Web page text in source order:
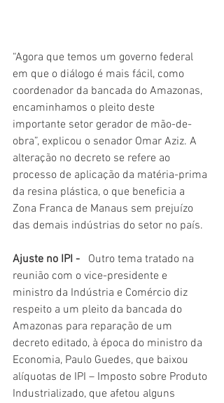
“Agora que temos um governo federal
em que o diálogo é mais fácil, como
coordenador da bancada do Amazonas,
encaminhamos o pleito deste
importante setor gerador de mão-de-
obra”, explicou o senador Omar Aziz. A
alteração no decreto se refere ao
processo de aplicação da matéria-prima
da resina plástica, o que beneficia a
Zona Franca de Manaus sem prejuízo
das demais indústrias do setor no país.
Ajuste no IPI -
Outro tema tratado na
reunião com o vice-presidente e
ministro da Indústria e Comércio diz
respeito a um pleito da bancada do
Amazonas para reparação de um
decreto editado, à época do ministro da
Economia, Paulo Guedes, que baixou
alíquotas de IPI – Imposto sobre Produto
Industrializado, que afetou alguns